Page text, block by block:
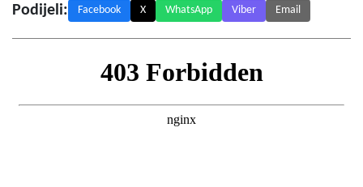
Podijeli: Facebook X WhatsApp Viber Email